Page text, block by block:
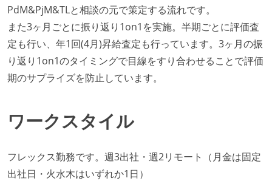
PdM&PjM&TLと相談の元で策定する流れです。
また3ヶ月ごとに振り返り1on1を実施。半期ごとに評価査
定も行い、年1回(4月)昇給査定も行っています。3ヶ月の振
り返り1on1のタイミングで目線をすり合わせることで評価
期のサプライズを防止しています。
ワークスタイル
フレックス勤務です。週3出社・週2リモート（月金は固定
出社日・火水木はいずれか1日）